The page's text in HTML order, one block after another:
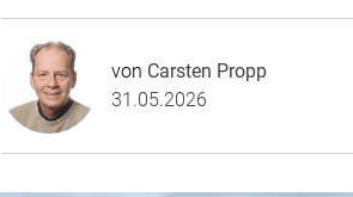
von Carsten Propp
31.05.2026